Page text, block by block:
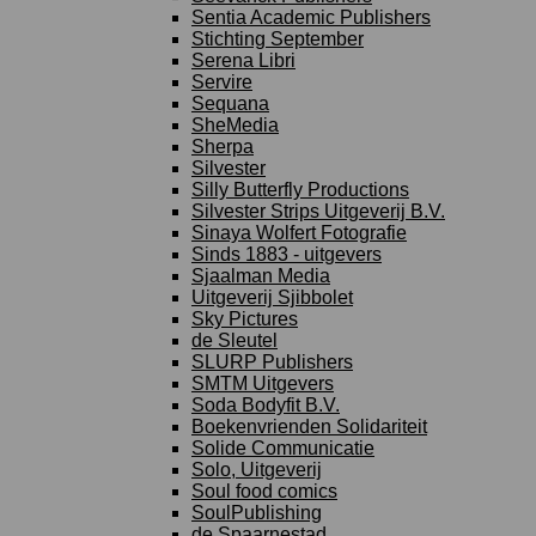
Sentia Academic Publishers
Stichting September
Serena Libri
Servire
Sequana
SheMedia
Sherpa
Silvester
Silly Butterfly Productions
Silvester Strips Uitgeverij B.V.
Sinaya Wolfert Fotografie
Sinds 1883 - uitgevers
Sjaalman Media
Uitgeverij Sjibbolet
Sky Pictures
de Sleutel
SLURP Publishers
SMTM Uitgevers
Soda Bodyfit B.V.
Boekenvrienden Solidariteit
Solide Communicatie
Solo, Uitgeverij
Soul food comics
SoulPublishing